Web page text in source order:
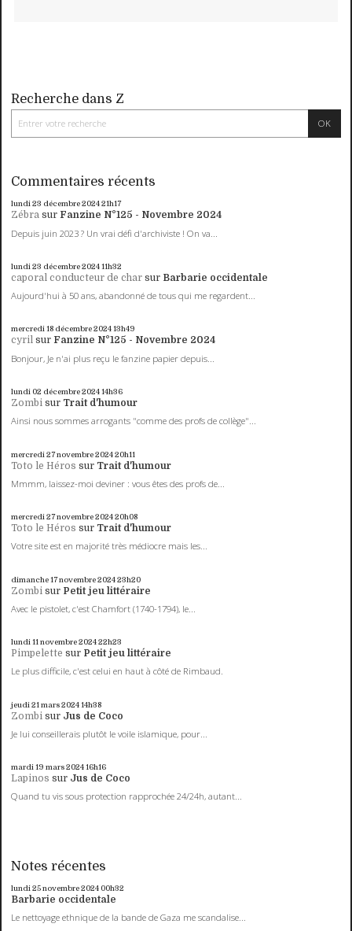
Recherche dans Z
Commentaires récents
lundi 23 décembre 202421h17
Zébra sur Fanzine N°125 - Novembre 2024
Depuis juin 2023 ? Un vrai défi d'archiviste ! On va...
lundi 23 décembre 202411h32
caporal conducteur de char sur Barbarie occidentale
Aujourd'hui à 50 ans, abandonné de tous qui me regardent...
mercredi 18 décembre 202413h49
cyril sur Fanzine N°125 - Novembre 2024
Bonjour, Je n'ai plus reçu le fanzine papier depuis...
lundi 02 décembre 202414h36
Zombi sur Trait d'humour
Ainsi nous sommes arrogants "comme des profs de collège"...
mercredi 27novembre 202420h11
Toto le Héros sur Trait d'humour
Mmmm, laissez-moi deviner : vous êtes des profs de...
mercredi 27novembre 202420h08
Toto le Héros sur Trait d'humour
Votre site est en majorité très médiocre mais les...
dimanche 17novembre 202423h20
Zombi sur Petit jeu littéraire
Avec le pistolet, c'est Chamfort (1740-1794), le...
lundi 11novembre 202422h23
Pimpelette sur Petit jeu littéraire
Le plus difficile, c'est celui en haut à côté de Rimbaud.
jeudi 21 mars 202414h38
Zombi sur Jus de Coco
Je lui conseillerais plutôt le voile islamique, pour...
mardi 19 mars 202416h16
Lapinos sur Jus de Coco
Quand tu vis sous protection rapprochée 24/24h, autant...
Notes récentes
lundi 25novembre 2024 00h32
Barbarie occidentale
Le nettoyage ethnique de la bande de Gaza me scandalise...